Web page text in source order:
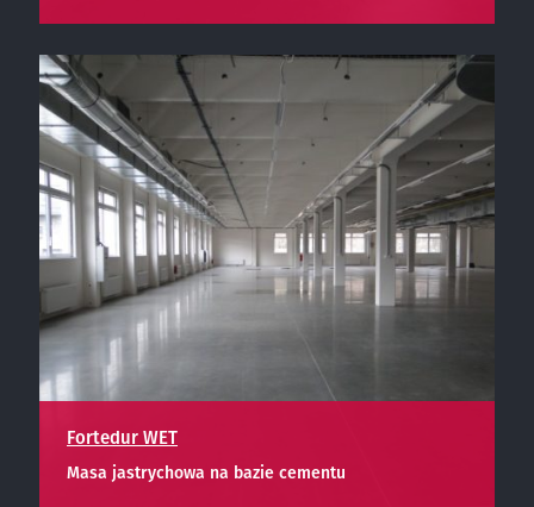
Fortedur WET
Masa jastrychowa na bazie cementu